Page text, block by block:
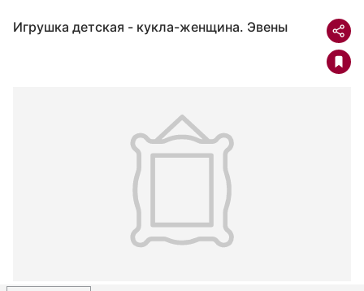
Игрушка детская - кукла-женщина. Эвены